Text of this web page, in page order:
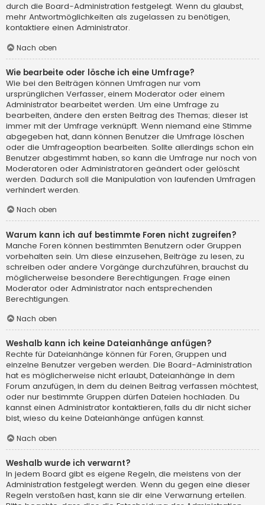
durch die Board-Administration festgelegt. Wenn du glaubst,
mehr Antwortmöglichkeiten als zugelassen zu benötigen,
kontaktiere einen Administrator.
Nach oben
Wie bearbeite oder lösche ich eine Umfrage?
Wie bei den Beiträgen können Umfragen nur vom
ursprünglichen Verfasser, einem Moderator oder einem
Administrator bearbeitet werden. Um eine Umfrage zu
bearbeiten, ändere den ersten Beitrag des Themas; dieser ist
immer mit der Umfrage verknüpft. Wenn niemand eine Stimme
abgegeben hat, dann können Benutzer die Umfrage löschen
oder die Umfrageoption bearbeiten. Sollte allerdings schon ein
Benutzer abgestimmt haben, so kann die Umfrage nur noch von
Moderatoren oder Administratoren geändert oder gelöscht
werden. Dadurch soll die Manipulation von laufenden Umfragen
verhindert werden.
Nach oben
Warum kann ich auf bestimmte Foren nicht zugreifen?
Manche Foren können bestimmten Benutzern oder Gruppen
vorbehalten sein. Um diese einzusehen, Beiträge zu lesen, zu
schreiben oder andere Vorgänge durchzuführen, brauchst du
möglicherweise besondere Berechtigungen. Frage einen
Moderator oder Administrator nach entsprechenden
Berechtigungen.
Nach oben
Weshalb kann ich keine Dateianhänge anfügen?
Rechte für Dateianhänge können für Foren, Gruppen und
einzelne Benutzer vergeben werden. Die Board-Administration
hat es möglicherweise nicht erlaubt, Dateianhänge in dem
Forum anzufügen, in dem du deinen Beitrag verfassen möchtest,
oder nur bestimmte Gruppen dürfen Dateien hochladen. Du
kannst einen Administrator kontaktieren, falls du dir nicht sicher
bist, wieso du keine Dateianhänge anfügen kannst.
Nach oben
Weshalb wurde ich verwarnt?
In jedem Board gibt es eigene Regeln, die meistens von der
Administration festgelegt werden. Wenn du gegen eine dieser
Regeln verstoßen hast, kann sie dir eine Verwarnung erteilen.